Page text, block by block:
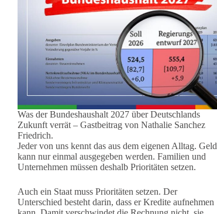
Was der Bundeshaushalt 2027 über Deutschlands
Zukunft verrät – Gastbeitrag von Nathalie Sanchez
Friedrich.
Jeder von uns kennt das aus dem eigenen Alltag. Geld
kann nur einmal ausgegeben werden. Familien und
Unternehmen müssen deshalb Prioritäten setzen.
Auch ein Staat muss Prioritäten setzen. Der
Unterschied besteht darin, dass er Kredite aufnehmen